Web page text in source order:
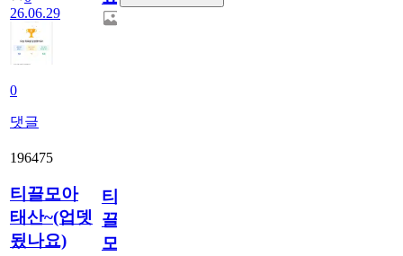
26.06.29
0
댓글
196475
티끌모아
태산~(업뎃
됬나요)
티
끌
모